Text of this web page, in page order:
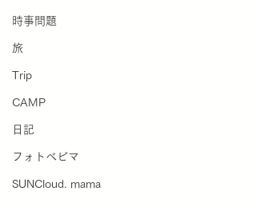
時事問題
旅
Trip
CAMP
日記
フォトベビマ
SUNCloud. mama